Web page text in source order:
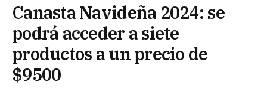
Canasta Navideña 2024: se
podrá acceder a siete
productos a un precio de
$9500